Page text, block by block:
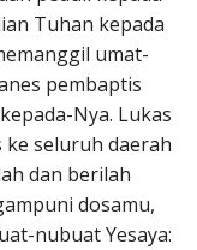
Tuhan kepada
umat-
pembaptis
Nya. Lukas
ke seluruh daerah
dan berilah
dosamu,
nubuat Yesaya: